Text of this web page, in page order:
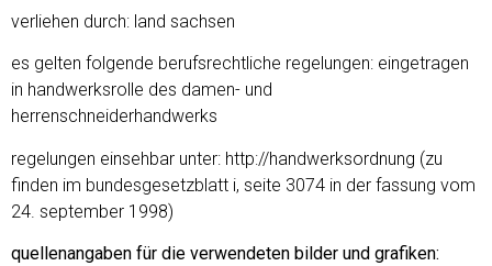
verliehen durch: land sachsen
es gelten folgende berufsrechtliche regelungen: eingetragen
in handwerksrolle des damen- und
herrenschneiderhandwerks
regelungen einsehbar unter: http://handwerksordnung (zu
finden im bundesgesetzblatt i, seite 3074 in der fassung vom
24. september 1998)
quellenangaben für die verwendeten bilder und grafiken: